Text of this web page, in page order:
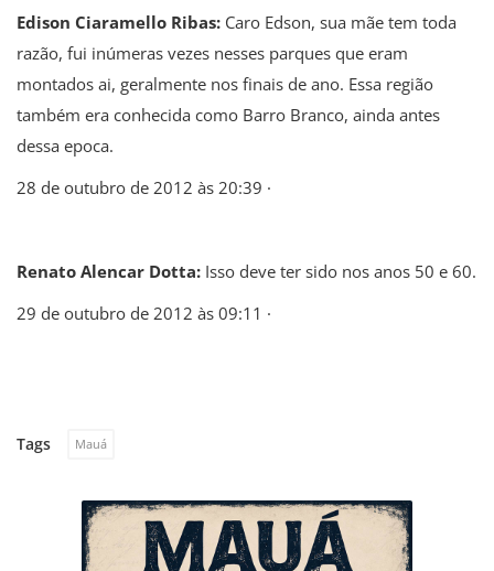
Edison Ciaramello Ribas: Caro Edson, sua mãe tem toda
razão, fui inúmeras vezes nesses parques que eram
montados ai, geralmente nos finais de ano. Essa região
também era conhecida como Barro Branco, ainda antes
dessa epoca.
28 de outubro de 2012 às 20:39 ·
Renato Alencar Dotta: Isso deve ter sido nos anos 50 e 60.
29 de outubro de 2012 às 09:11 ·
Tags Mauá